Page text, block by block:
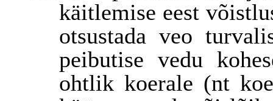
käitlemise eest
otsustada veo
peibutise vedu
ohtlik koerale (nt